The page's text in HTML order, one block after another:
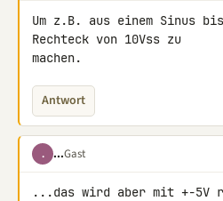
Um z.B. aus einem Sinus
Rechteck von 10Vss zu
machen.
Antwort
. ...Gast
...das wird aber mit +-5V